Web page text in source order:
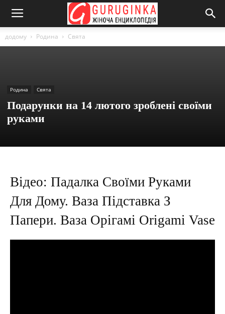
додому Родина Свята
Родина Свята
Подарунки на 14 лютого зроблені своїми
руками
Відео: Падалка Своїми Руками
Для Дому. Ваза Підставка З
Папери. Ваза Орігамі Origami Vase